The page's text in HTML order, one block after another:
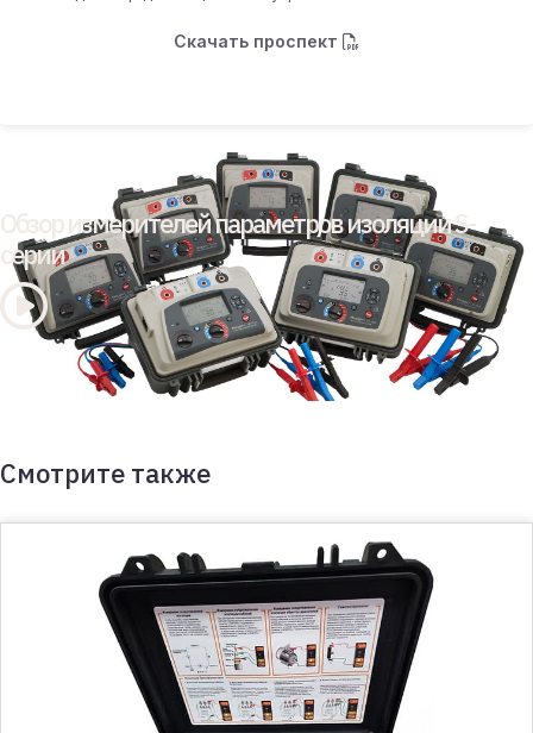
Скачать проспект
Обзор измерителей параметров изоляции S-
серии
Смотрите также